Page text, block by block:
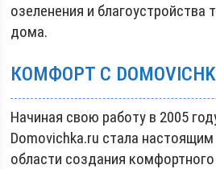
озеленения и благоустройства
дома.
КОМФОРТ С
Начиная свою работу в 2005
Domovichka.ru стала
области создания